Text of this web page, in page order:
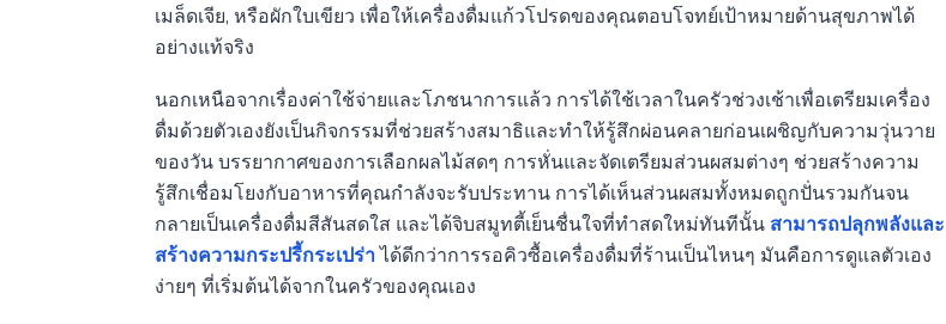
เมล็ดเจีย, หรือผักใบเขียว เพื่อให้เครื่องดื่มแก้วโปรดของคุณตอบโจทย์เป้าหมายด้านสุขภาพได้
อย่างแท้จริง
นอกเหนือจากเรื่องค่าใช้จ่ายและโภชนาการแล้ว การได้ใช้เวลาในครัวช่วงเช้าเพื่อเตรียมเครื่อง
ดื่มด้วยตัวเองยังเป็นกิจกรรมที่ช่วยสร้างสมาธิและทำให้รู้สึกผ่อนคลายก่อนเผชิญกับความวุ่นวาย
ของวัน บรรยากาศของการเลือกผลไม้สดๆ การหั่นและจัดเตรียมส่วนผสมต่างๆ ช่วยสร้างความ
รู้สึกเชื่อมโยงกับอาหารที่คุณกำลังจะรับประทาน การได้เห็นส่วนผสมทั้งหมดถูกปั่นรวมกันจน
กลายเป็นเครื่องดื่มสีสันสดใส และได้จิบสมูทตี้เย็นชื่นใจที่ทำสดใหม่ทันทีนั้น สามารถปลุกพลังและ
สร้างความกระปรี้กระเปร่าได้ดีกว่าการรอคิวซื้อเครื่องดื่มที่ร้านเป็นไหนๆ มันคือการดูแลตัวเอง
ง่ายๆ ที่เริ่มต้นได้จากในครัวของคุณเอง